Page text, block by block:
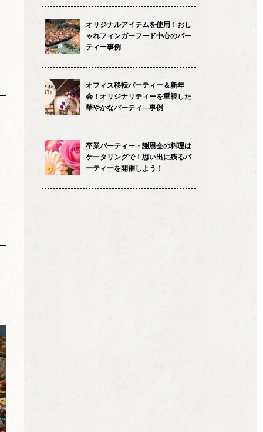
オリジナルアイテムを使用！おし
ゃれフィンガーフード中心のパー
ティー事例
オフィス移転パーティー＆新年
会！オリジナリティーを重視した
華やかなパーティ―事例
卒業パーティー・謝恩会の料理は
ケータリングで！思い出に残るパ
ーティーを開催しよう！